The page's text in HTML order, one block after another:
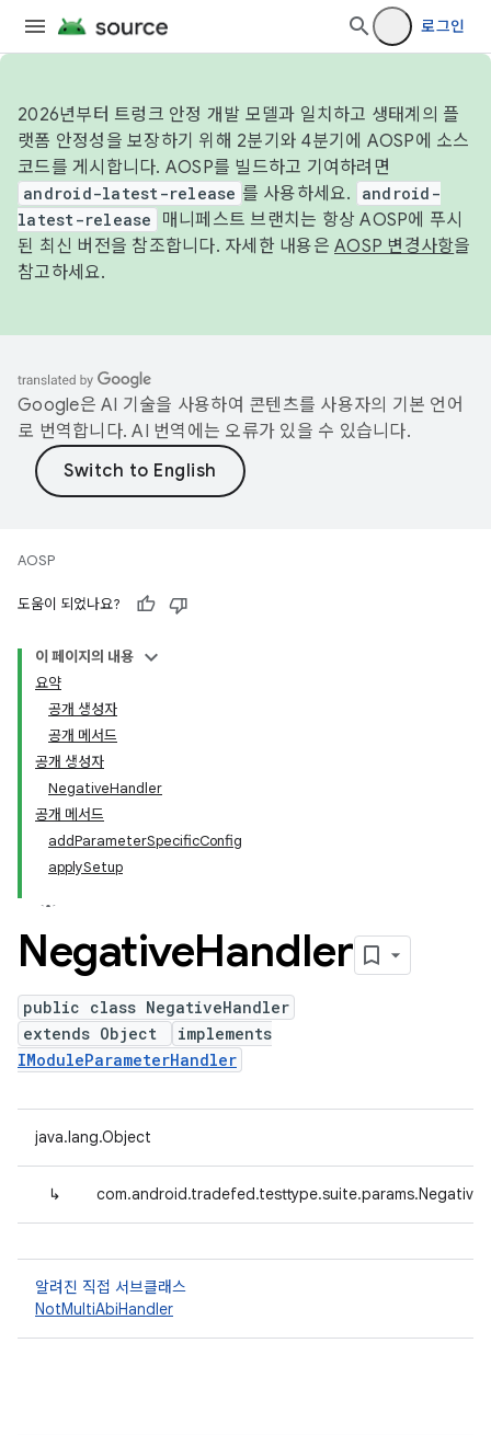
로그인
2026년부터 트렁크 안정 개발 모델과 일치하고 생태계의 플
랫폼 안정성을 보장하기 위해 2분기와 4분기에 AOSP에 소스
코드를 게시합니다. AOSP를 빌드하고 기여하려면
android-latest-release 를 사용하세요.
android-
latest-release
매니페스트 브랜치는 항상 AOSP에 푸시
된 최신 버전을 참조합니다. 자세한 내용은 AOSP 변경사항을
참고하세요.
Google은 AI 기술을 사용하여 콘텐츠를 사용자의 기본 언어
로 번역합니다. AI 번역에는 오류가 있을 수 있습니다.
AOSP
도움이 되었나요?
이 페이지의 내용
요약
공개 생성자
공개 메서드
공개 생성자
NegativeHandler
공개 메서드
addParameterSpecificConfig
applySetup
NegativeHandler
public class NegativeHandler
extends Object
implements
IModuleParameterHandler
java.lang.Object
↳
알려진 직접 서브클래스
NotMultiAbiHandler